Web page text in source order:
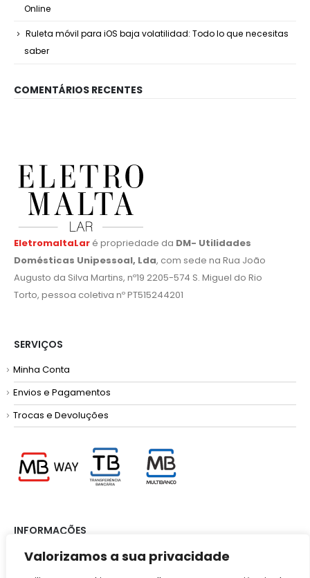
Valorizamos a sua privacidade
Online
Ruleta móvil para iOS baja volatilidad: Todo lo que necesitas
saber
COMENTÁRIOS RECENTES
EletromaltaLar é propriedade da DM- Utilidades
Domésticas Unipessoal, Lda, com sede na Rua João
Augusto da Silva Martins, nº19 2205-574 S. Miguel do Rio
Torto, pessoa coletiva nº PT515244201
SERVIÇOS
Minha Conta
Envios e Pagamentos
Trocas e Devoluções
INFORMAÇÕES
Termos e Condições